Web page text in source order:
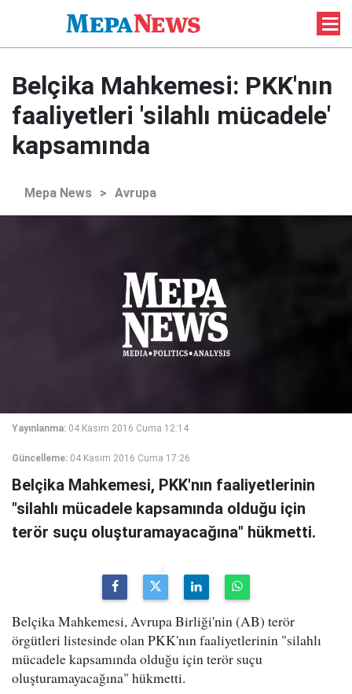
Belçika Mahkemesi: PKK'nın
faaliyetleri 'silahlı mücadele'
kapsamında
Mepa News > Avrupa
Yayınlanma: 04 Kasım 2016 Cuma 12:14
Güncelleme: 04 Kasım 2016 Cuma 17:26
Belçika Mahkemesi, PKK'nın faaliyetlerinin
"silahlı mücadele kapsamında olduğu için
terör suçu oluşturamayacağına" hükmetti.
Belçika Mahkemesi, Avrupa Birliği'nin (AB) terör
örgütleri listesinde olan PKK'nın faaliyetlerinin "silahlı
mücadele kapsamında olduğu için terör suçu
oluşturamayacağına" hükmetti.